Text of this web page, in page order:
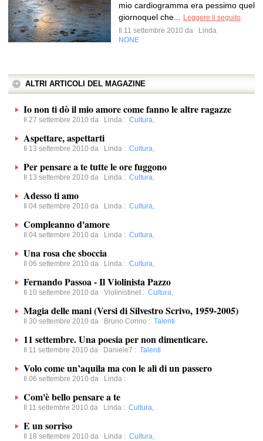
mio cardiogramma era pessimo quel
giornoquel che...
Leggere il seguito
Il 11 settembre 2010 da
Linda
NONE
ALTRI ARTICOLI DEL MAGAZINE
Io non ti dò il mio amore come fanno le altre ragazze
Il 27 settembre 2010 da Linda : Cultura,
Aspettare, aspettarti
Il 13 settembre 2010 da Linda : Cultura,
Per pensare a te tutte le ore fuggono
Il 13 settembre 2010 da Linda : Cultura,
Adesso ti amo
Il 04 settembre 2010 da Linda : Cultura,
Compleanno d'amore
Il 04 settembre 2010 da Linda : Cultura,
Una rosa che sboccia
Il 06 settembre 2010 da Linda : Cultura,
Fernando Passoa - Il Violinista Pazzo
Il 10 settembre 2010 da Violinistinet : Cultura,
Magia delle mani (Versi di Silvestro Scrivo, 1959-2005)
Il 30 settembre 2010 da Bruno Corino : Talenti
11 settembre. Una poesia per non dimenticare.
Il 11 settembre 2010 da Daniele7 : Talenti
Volo come un’aquila ma con le ali di un passero
Il 06 settembre 2010 da Linda :
Com'è bello pensare a te
Il 11 settembre 2010 da Linda : Cultura,
E un sorriso
Il 18 settembre 2010 da Linda : Cultura,